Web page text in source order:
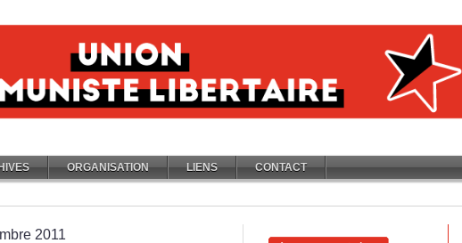
ORGANISATION LIENS CONTACT
2011